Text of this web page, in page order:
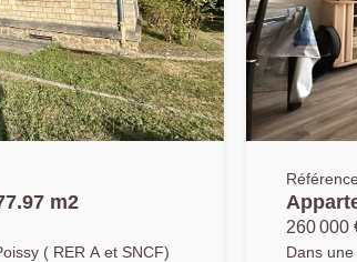
m2
( RER A et SNCF)
260 000
Dans